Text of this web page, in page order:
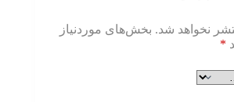
نخواهد شد. بخش‌های موردنیاز
*